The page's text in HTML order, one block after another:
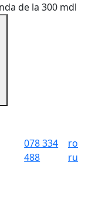
de la 300 mdl
078 334
488
ro
ru